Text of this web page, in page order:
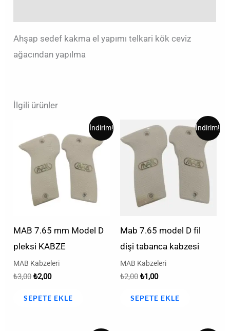
Ahşap sedef kakma el yapımı telkari kök ceviz
ağacından yapılma
İlgili ürünler
İndirim!
MAB 7.65 mm Model D
pleksi KABZE
MAB Kabzeleri
₺3,00
fiyat:
₺3,00.
₺2,00
andaki
fiyat:
₺2,00.
SEPETE EKLE
İndirim!
Mab 7.65 model D fil
dişi tabanca kabzesi
MAB Kabzeleri
₺2,00
Orijinal
fiyat:
₺1,00
Şu
andaki
fiyat:
₺1,00.
SEPETE EKLE